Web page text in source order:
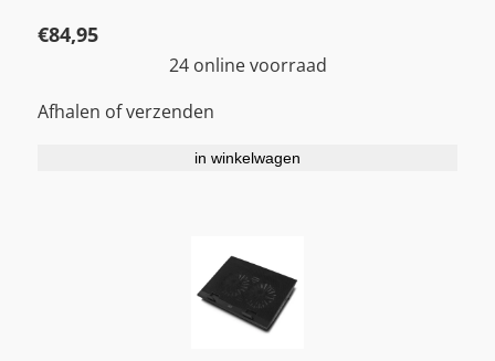
€84,95
24 online voorraad
Afhalen of verzenden
in winkelwagen